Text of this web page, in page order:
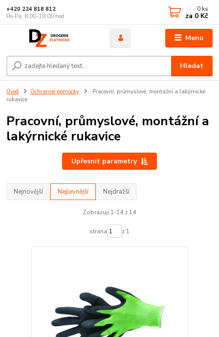
Menu
Hledat
+420 224 818 812
Po-Pá: 8:00-18:00 hod.
0 ks
za 0 Kč
Úvod Ochranné pomůcky
Pracovní, průmyslové, montážní a lakýrnické
rukavice
Pracovní, průmyslové, montážní a
lakýrnické rukavice
Upřesnit parametry
Nejnovější Nejlevnější Nejdražší
Zobrazuji 1-14 z 14
strana z 1